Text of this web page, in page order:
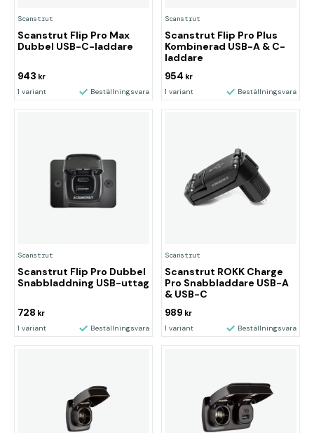
Scanstrut
Scanstrut Flip Pro Max
Dubbel USB-C-laddare
943 kr
1 variant Beställningsvara
Scanstrut
Scanstrut Flip Pro Plus
Kombinerad USB-A & C-
laddare
954 kr
1 variant Beställningsvara
Scanstrut
Scanstrut Flip Pro Dubbel
Snabbladdning USB-uttag
728 kr
1 variant Beställningsvara
Scanstrut
Scanstrut ROKK Charge
Pro Snabbladdare USB-A
& USB-C
989 kr
1 variant Beställningsvara